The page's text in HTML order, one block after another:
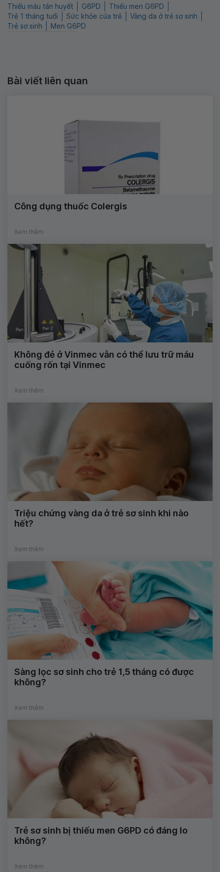
Thiếu máu tán huyết G6PD
Thiếu men G6PD
Trẻ 1 tháng tuổi
Sức khỏe của trẻ
Vàng da ở trẻ sơ sinh
Trẻ sơ sinh
Men G6PD
Bài viết liên quan
Công dụng thuốc Colergis
Xem thêm
Không đẻ ở Vinmec vẫn có thể lưu trữ máu
cuống rốn tại Vinmec
Xem thêm
Triệu chứng vàng da ở trẻ sơ sinh khi nào
hết?
Xem thêm
Sàng lọc sơ sinh cho trẻ 1,5 tháng có được
không?
Xem thêm
Trẻ sơ sinh bị thiếu men G6PD có đáng lo
không?
Xem thêm